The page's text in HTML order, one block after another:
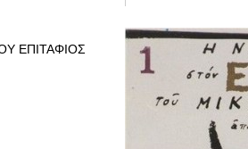
ΕΠΙΤΑΦΙΟΣ